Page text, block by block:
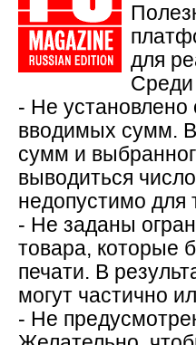
для
Среди
- Не установлено
вводимых сумм.
сумм и
выводиться
недопустимо для
- Не заданы
товара, которые
печати. В
могут частично
- Не